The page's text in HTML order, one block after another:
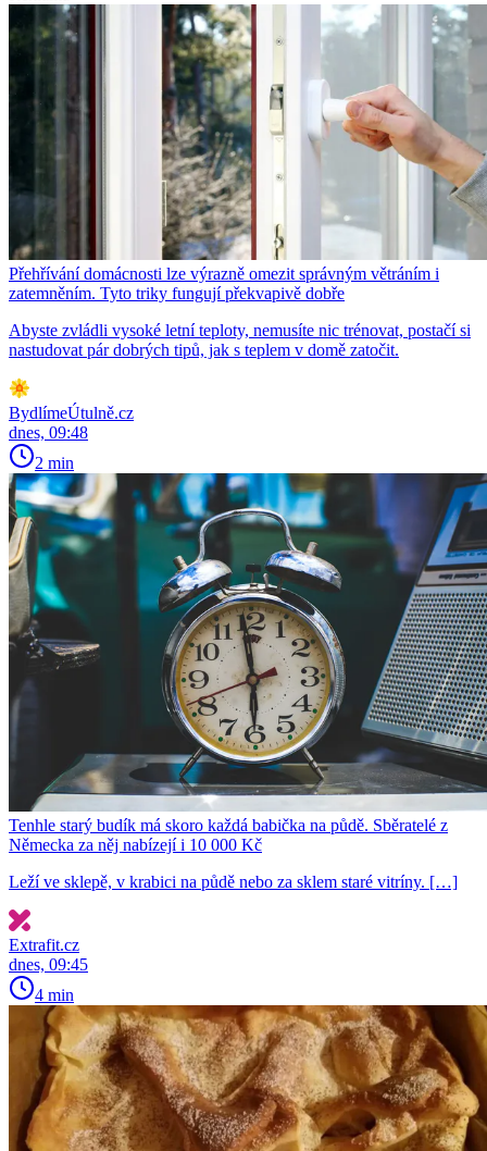
Přehřívání domácnosti lze výrazně omezit správným větráním i
zatemněním. Tyto triky fungují překvapivě dobře
Abyste zvládli vysoké letní teploty, nemusíte nic trénovat, postačí si
nastudovat pár dobrých tipů, jak s teplem v domě zatočit.
BydlímeÚtulně.cz
dnes, 09:48
2 min
Tenhle starý budík má skoro každá babička na půdě. Sběratelé z
Německa za něj nabízejí i 10 000 Kč
Leží ve sklepě, v krabici na půdě nebo za sklem staré vitríny. […]
Extrafit.cz
dnes, 09:45
4 min